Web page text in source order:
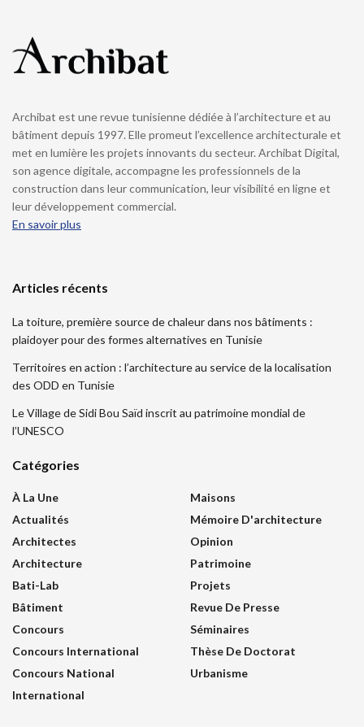
Archibat est une revue tunisienne dédiée à l’architecture et au
bâtiment depuis 1997. Elle promeut l’excellence architecturale et
met en lumière les projets innovants du secteur. Archibat Digital,
son agence digitale, accompagne les professionnels de la
construction dans leur communication, leur visibilité en ligne et
leur développement commercial.
En savoir plus
Articles récents
La toiture, première source de chaleur dans nos bâtiments :
plaidoyer pour des formes alternatives en Tunisie
Territoires en action : l’architecture au service de la localisation
des ODD en Tunisie
Le Village de Sidi Bou Saïd inscrit au patrimoine mondial de
l’UNESCO
Catégories
À La Une
Actualités
Architectes
Architecture
Bati-Lab
Bâtiment
Concours
Concours International
Concours National
International
Maisons
Mémoire D'architecture
Opinion
Patrimoine
Projets
Revue De Presse
Séminaires
Thèse De Doctorat
Urbanisme